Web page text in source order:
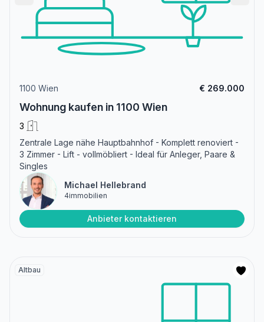
1100 Wien € 269.000
Wohnung kaufen in 1100 Wien
3
Zentrale Lage nähe Hauptbahnhof - Komplett renoviert -
3 Zimmer - Lift - vollmöbliert - Ideal für Anleger, Paare &
Singles
Michael Hellebrand
4immobilien
Anbieter kontaktieren
Altbau